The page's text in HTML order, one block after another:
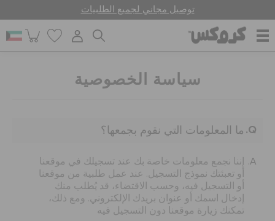
توصيل مجاني لجميع الطلبيات
أطفال
جيبيتز تشارمز
سياسة الخصوصية
ما المعلومات التي نقوم بجمعها؟
إننا نجمع معلومات خاصة بك عند تسجيلك في موقعنا
أو تعبئتك نموذج التسجيل. عند عمل طلبية من موقعنا
أو التسجيل فيه، وحسب الاقتضاء، قد يُطلب منك
إدخال اسمك أو عنوان بريدك الإلكتروني. ومع ذلك،
تمكنك زيارة موقعنا دون التسجيل فيه